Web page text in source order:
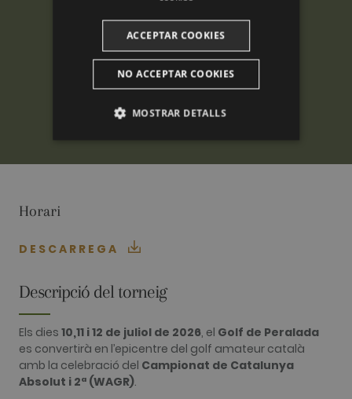
Horari
DESCARREGA
Descripció del torneig
Els dies 10,11 i 12 de juliol de 2026, el Golf de Peralada
es convertirà en l’epicentre del golf amateur català
amb la celebració del Campionat de Catalunya
Absolut i 2ª (WAGR).
ACCEPTAR COOKIES
NO ACCEPTAR COOKIES
MOSTRAR DETALLS
Analítiques
Les cookies analítiques s'utilitzen per veure com
els visitants utilitzen el lloc web. Aquestes
cookies no es poden utilitzar per identificar
directament a cert visitant.